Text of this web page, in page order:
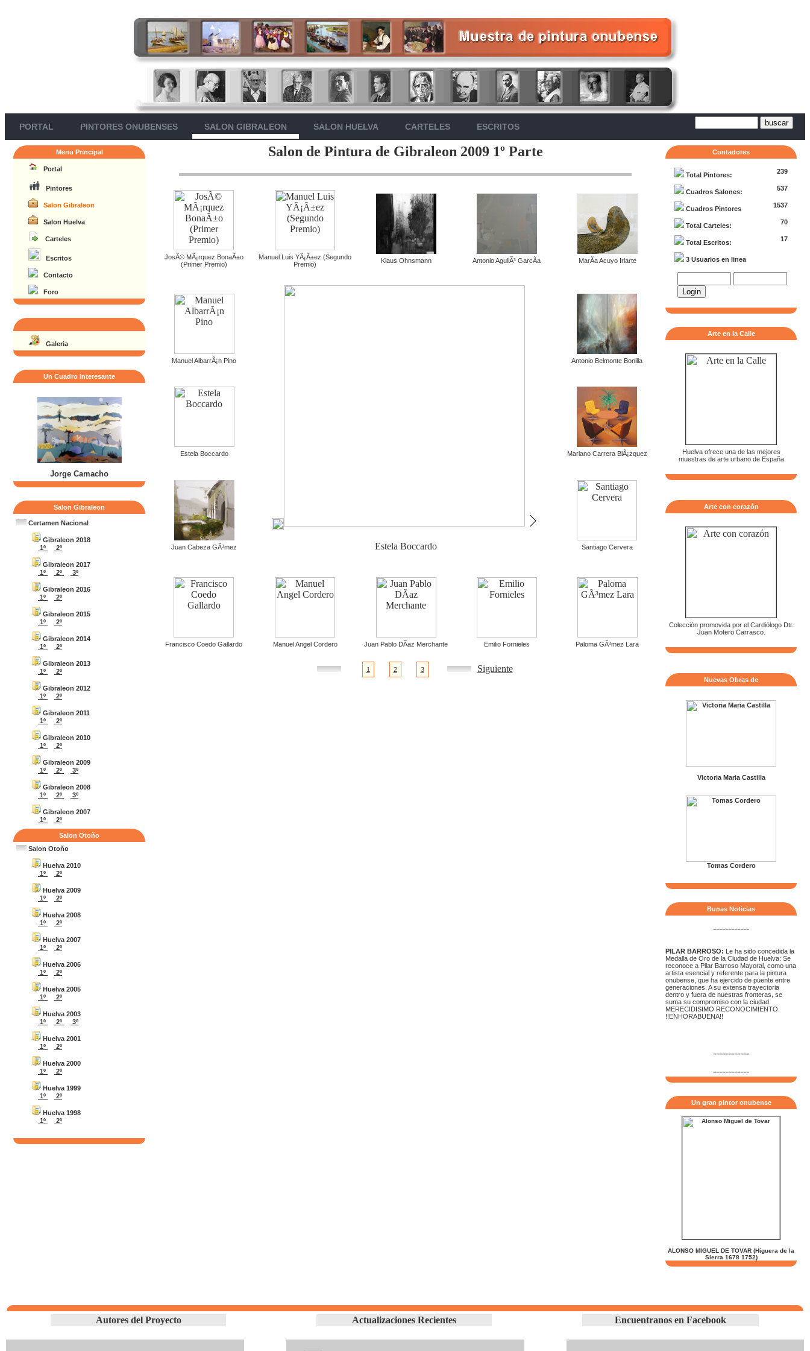
PORTAL PINTORES ONUBENSES SALON GIBRALEON SALON HUELVA CARTELES ESCRITOS
Menu Principal
Portal
Pintores
Salon Gibraleon
Salon Huelva
Carteles
Escritos
Contacto
Foro
Galeria
Un Cuadro Interesante
Jorge Camacho
Salon Gibraleon
Certamen Nacional
Gibraleon 2018
1º
2º
Gibraleon 2017
1º
2º 3º
Gibraleon 2016
1º
2º
Gibraleon 2015
1º
2º
Gibraleon 2014
1º
2º
Gibraleon 2013
1º
2º
Gibraleon 2012
1º
2º
Gibraleon 2011
1º
2º
Gibraleon 2010
1º
2º
Gibraleon 2009
1º
2º 3º
Gibraleon 2008
1º
2º 3º
Gibraleon 2007
1º
2º
Salon Otoño
Salon Otoño
Huelva 2010
1º
2º
Huelva 2009
1º
2º
Huelva 2008
1º
2º
Huelva 2007
1º
2º
Huelva 2006
1º
2º
Huelva 2005
1º
2º
Huelva 2003
1º
2º 3º
Huelva 2001
1º
2º
Huelva 2000
1º
2º
Huelva 1999
1º
2º
Huelva 1998
1º
2º
Salon de Pintura de Gibraleon 2009 1º Parte
JosÃ© MÃ¡rquez BonaÃ±o
(Primer Premio)
Manuel Luis YÃ¡Ã±ez (Segundo
Premio)
Klaus Ohnsmann Antonio AgullÃ³ GarcÃ­a MarÃ­a Acuyo Iriarte
Manuel AlbarrÃ¡n Pino
Estela Boccardo
Antonio Belmonte Bonilla
Estela Boccardo Mariano Carrera BlÃ¡zquez
Juan Cabeza GÃ³mez Santiago Cervera
Francisco Coedo Gallardo Manuel Angel Cordero Juan Pablo DÃ­az Merchante Emilio Fornieles Paloma GÃ³mez Lara
1 2 3 Siguiente
Contadores
Total Pintores: 239
Cuadros Salones: 537
Cuadros Pintores 1537
Total Carteles: 70
Total Escritos: 17
3 Usuarios en linea
Arte en la Calle
Huelva ofrece una de las mejores
muestras de arte urbano de España
Arte con corazón
Colección promovida por el Cardiólogo Dtr.
Juan Motero Carrasco.
Nuevas Obras de
Victoria Maria Castilla
Tomas Cordero
Bunas Noticias
------------
PILAR BARROSO: Le ha sido concedida la
Medalla de Oro de la Ciudad de Huelva: Se
reconoce a Pilar Barroso Mayoral, como una
artista esencial y referente para la pintura
onubense, que ha ejercido de puente entre
generaciones. A su extensa trayectoria
dentro y fuera de nuestras fronteras, se
suma su compromiso con la ciudad.
MERECIDISIMO RECONOCIMIENTO.
!!ENHORABUENA!!
------------
------------
Un gran pintor onubense
ALONSO MIGUEL DE TOVAR (Higuera de la
Sierra 1678 1752)
Autores del Proyecto Actualizaciones Recientes Encuentranos en Facebook